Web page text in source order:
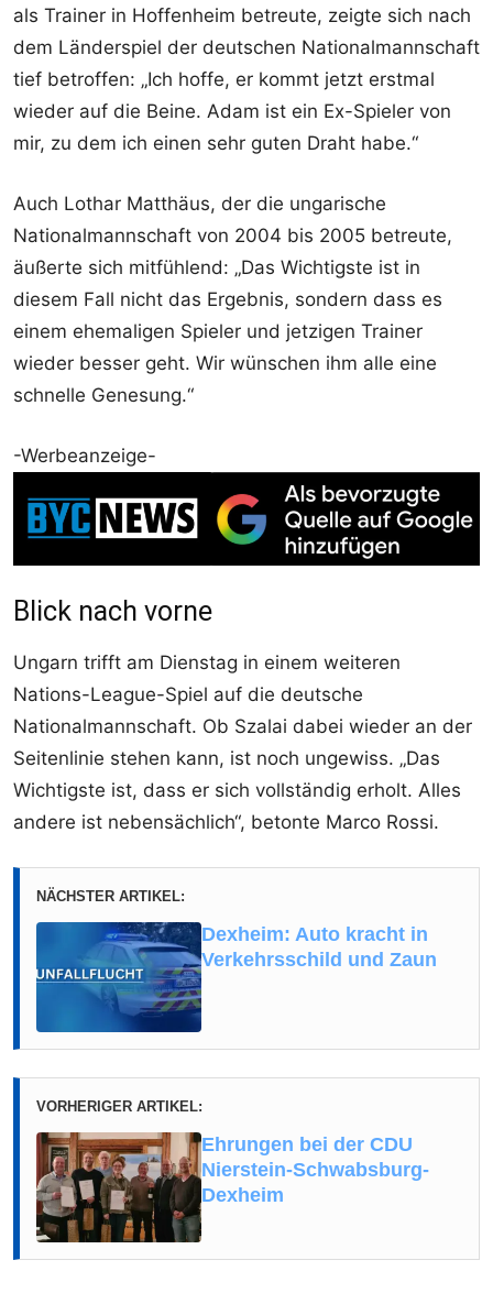
als Trainer in Hoffenheim betreute, zeigte sich nach
dem Länderspiel der deutschen Nationalmannschaft
tief betroffen: „Ich hoffe, er kommt jetzt erstmal
wieder auf die Beine. Adam ist ein Ex-Spieler von
mir, zu dem ich einen sehr guten Draht habe.“
Auch Lothar Matthäus, der die ungarische
Nationalmannschaft von 2004 bis 2005 betreute,
äußerte sich mitfühlend: „Das Wichtigste ist in
diesem Fall nicht das Ergebnis, sondern dass es
einem ehemaligen Spieler und jetzigen Trainer
wieder besser geht. Wir wünschen ihm alle eine
schnelle Genesung.“
-Werbeanzeige-
Blick nach vorne
Ungarn trifft am Dienstag in einem weiteren
Nations-League-Spiel auf die deutsche
Nationalmannschaft. Ob Szalai dabei wieder an der
Seitenlinie stehen kann, ist noch ungewiss. „Das
Wichtigste ist, dass er sich vollständig erholt. Alles
andere ist nebensächlich“, betonte Marco Rossi.
NÄCHSTER ARTIKEL:
Dexheim: Auto kracht in
Verkehrsschild und Zaun
VORHERIGER ARTIKEL:
Ehrungen bei der CDU
Nierstein-Schwabsburg-
Dexheim